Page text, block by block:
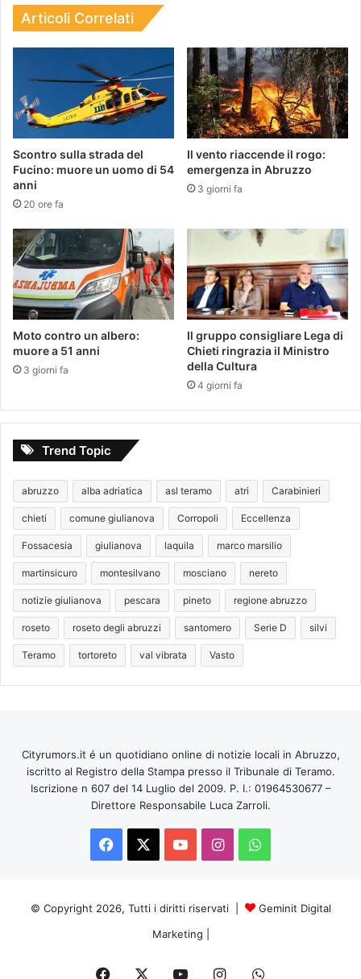
Articoli Correlati
Scontro sulla strada del
Fucino: muore un uomo di 54
anni
20 ore fa
Il vento riaccende il rogo:
emergenza in Abruzzo
3 giorni fa
Moto contro un albero:
muore a 51 anni
3 giorni fa
Il gruppo consigliare Lega di
Chieti ringrazia il Ministro
della Cultura
4 giorni fa
Trend Topic
abruzzo alba adriatica asl teramo atri Carabinieri
chieti comune giulianova Corropoli Eccellenza
Fossacesia giulianova laquila marco marsilio
martinsicuro montesilvano mosciano nereto
notizie giulianova pescara pineto regione abruzzo
roseto roseto degli abruzzi santomero Serie D silvi
Teramo tortoreto val vibrata Vasto
Cityrumors.it é un quotidiano online di notizie locali in Abruzzo,
iscritto al Registro della Stampa presso il Tribunale di Teramo.
Iscrizione n 607 del 14 Luglio del 2009. P. I.: 01964530677 –
Direttore Responsabile Luca Zarroli.
Facebook
You InstagramWhatsApp
© Copyright 2026, Tutti i diritti riservati |
Geminit Digital
Marketing
Facebook InstagramWhatsApp